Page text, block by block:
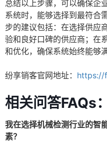
总结以上步骤，可以确保企
系统时，能够选择到最符合
步的建议包括：在选择供应
验和良好口碑的供应商；在
和优化，确保系统始终能够
纷享销客官网地址： https://
相关问答FAQs：
我在选择机械检测行业的智
素？